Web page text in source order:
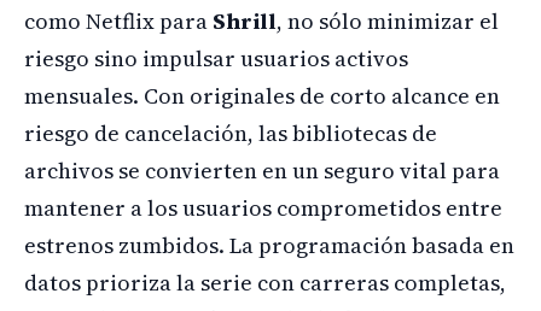
como Netflix para Shrill, no sólo minimizar el
riesgo sino impulsar usuarios activos
mensuales. Con originales de corto alcance en
riesgo de cancelación, las bibliotecas de
archivos se convierten en un seguro vital para
mantener a los usuarios comprometidos entre
estrenos zumbidos. La programación basada en
datos prioriza la serie con carreras completas,